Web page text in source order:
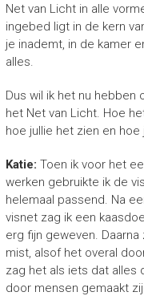
Net van Licht in alle
ingebed ligt in de kern
je inademt, in de kamer
alles.
Dus wil ik het nu hebben
het Net van Licht. Hoe
hoe jullie het zien en
Katie: Toen ik voor het
werken gebruikte ik de
helemaal passend. Na
visnet zag ik een
erg fijn geweven.
mist, alsof het overal
zag het als iets dat alles
door mensen gemaakt